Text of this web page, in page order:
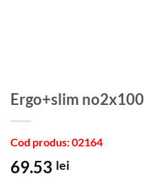
Ergo+slim
Cod produs: 02164
69.53 lei